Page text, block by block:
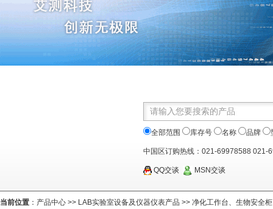
全部范围 库存号 名称 品牌
中国区订购热线：021-69978588 021-
QQ交谈 MSN交谈
当前位置 ： 产品中心 >> LAB实验室设备及仪器仪表产品 >> 净化工作台、生物安全柜